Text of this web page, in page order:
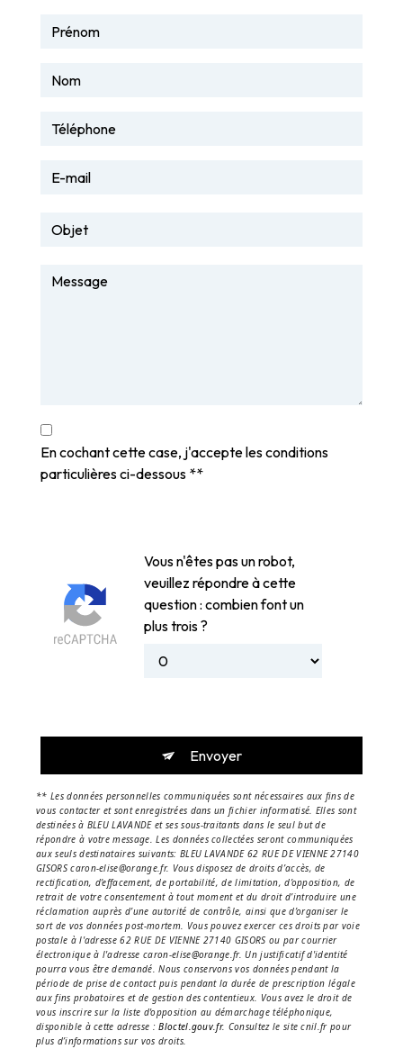
En cochant cette case, j'accepte les conditions
particulières ci-dessous **
Vous n'êtes pas un robot,
veuillez répondre à cette
question : combien font un
plus trois ?
Envoyer
** Les données personnelles communiquées sont nécessaires aux fins de
vous contacter et sont enregistrées dans un fichier informatisé. Elles sont
destinées à BLEU LAVANDE et ses sous-traitants dans le seul but de
répondre à votre message. Les données collectées seront communiquées
aux seuls destinataires suivants: BLEU LAVANDE 62 RUE DE VIENNE 27140
GISORS caron-elise@orange.fr. Vous disposez de droits d’accès, de
rectification, d’effacement, de portabilité, de limitation, d’opposition, de
retrait de votre consentement à tout moment et du droit d’introduire une
réclamation auprès d’une autorité de contrôle, ainsi que d’organiser le
sort de vos données post-mortem. Vous pouvez exercer ces droits par voie
postale à l'adresse 62 RUE DE VIENNE 27140 GISORS ou par courrier
électronique à l'adresse caron-elise@orange.fr. Un justificatif d'identité
pourra vous être demandé. Nous conservons vos données pendant la
période de prise de contact puis pendant la durée de prescription légale
aux fins probatoires et de gestion des contentieux. Vous avez le droit de
vous inscrire sur la liste d'opposition au démarchage téléphonique,
disponible à cette adresse :Bloctel.gouv.fr. Consultez le site cnil.fr pour
plus d’informations sur vos droits.